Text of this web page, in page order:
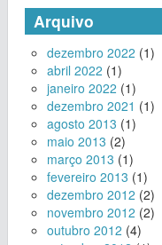
Arquivo
dezembro 2022 (1)
abril 2022 (1)
janeiro 2022 (1)
dezembro 2021 (1)
agosto 2013 (1)
maio 2013 (2)
março 2013 (1)
fevereiro 2013 (1)
dezembro 2012 (2)
novembro 2012 (2)
outubro 2012 (4)